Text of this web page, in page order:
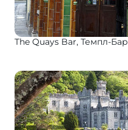
The Quays Bar, Темпл-Бар